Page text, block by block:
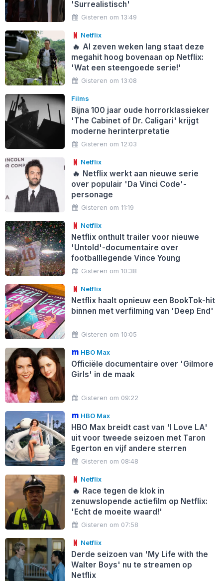
'Surrealistisch'
Gisteren om 13:49
Netflix
🔥 Al zeven weken lang staat deze
megahit hoog bovenaan op Netflix:
'Wat een steengoede serie!'
Gisteren om 13:08
Films
Bijna 100 jaar oude horrorklassieker
'The Cabinet of Dr. Caligari' krijgt
moderne herinterpretatie
Gisteren om 12:03
Netflix
🔥 Netflix werkt aan nieuwe serie
over populair 'Da Vinci Code'-
personage
Gisteren om 11:19
Netflix
Netflix onthult trailer voor nieuwe
'Untold'-documentaire over
footballlegende Vince Young
Gisteren om 10:38
Netflix
Netflix haalt opnieuw een BookTok-hit
binnen met verfilming van 'Deep End'
Gisteren om 10:05
HBO Max
Officiële documentaire over 'Gilmore
Girls' in de maak
Gisteren om 09:22
HBO Max
HBO Max breidt cast van 'I Love LA'
uit voor tweede seizoen met Taron
Egerton en vijf andere sterren
Gisteren om 08:48
Netflix
🔥 Race tegen de klok in
zenuwslopende actiefilm op Netflix:
'Echt de moeite waard!'
Gisteren om 07:58
Netflix
Derde seizoen van 'My Life with the
Walter Boys' nu te streamen op
Netflix